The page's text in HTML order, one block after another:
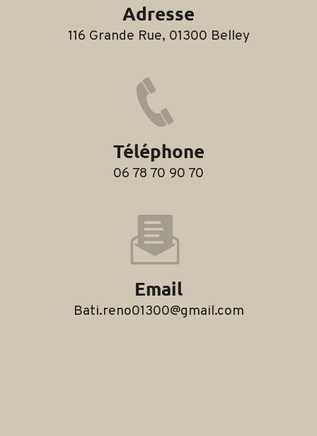
Adresse
116 Grande Rue, 01300 Belley
Téléphone
06 78 70 90 70
Email
bati.reno01300@gmail.com